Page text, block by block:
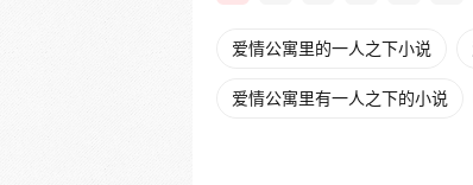
爱情公寓里的一人之下小说
爱情公寓里有一人之下的小说